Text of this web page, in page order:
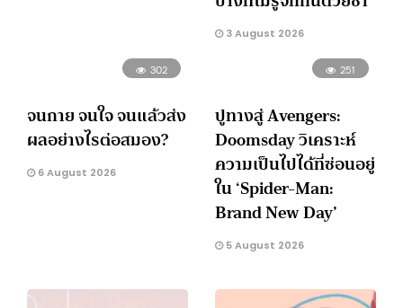
3 August 2026
302
จนกาย จนใจ จนแล้วส่ง
ผลอย่างไรต่อสมอง?
6 August 2026
251
ปูทางสู่ Avengers:
Doomsday วิเคราะห์
ความเป็นไปได้ที่ซ่อนอยู่
ใน ‘Spider-Man:
Brand New Day’
5 August 2026